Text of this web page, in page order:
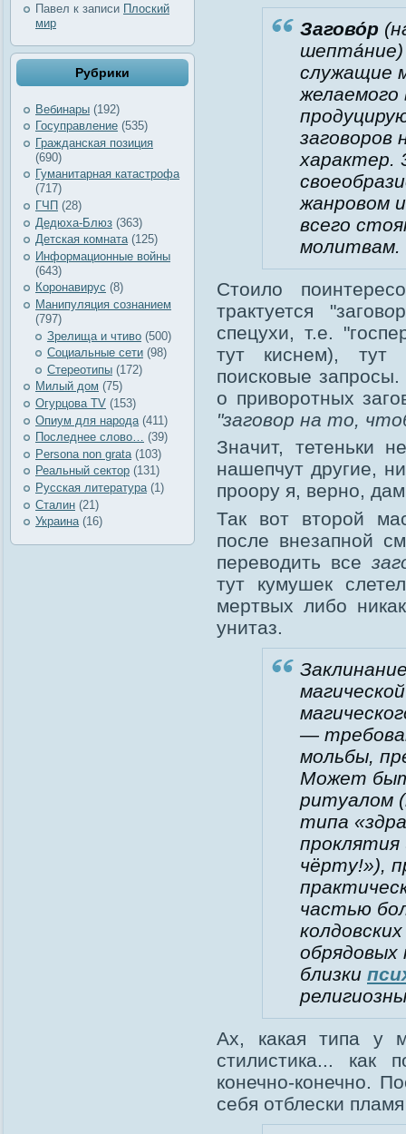
Павел к записи Плоский
мир
Рубрики
Вебинары (192)
Госуправление (535)
Гражданская позиция
(690)
Гуманитарная катастрофа
(717)
ГЧП (28)
Дедюха-Блюз (363)
Детская комната(125)
Информационные войны
(643)
Коронавирус (8)
Манипуляция сознанием
(797)
Зрелища и чтиво (500)
Социальные сети (98)
Стереотипы (172)
Милый дом (75)
Огурцова TV (153)
Опиум для народа (411)
Последнее слово… (39)
Рersona non grata (103)
Реальный сектор (131)
Русская литература (1)
Сталин (21)
Украина(16)
Загово́р
служащие
заговоров
характер.
жанровом
всего
молитвам.
Стоило
трактуется "загово
спецухи, т.е.
тут киснем), тут
поисковые
о приворотных
"заговор на то,
Значит, тетеньки
нашепчут другие,
проору я, верно,
Так вот второй
после внезапной
переводить все
тут кумушек
мертвых либо
унитаз.
—
мольбы,
Может
ритуалом
типа
чёрту!»),
частью
обрядовых
близки
Ах, какая типа у
стилистика... как
конечно-конечно.
себя отблески